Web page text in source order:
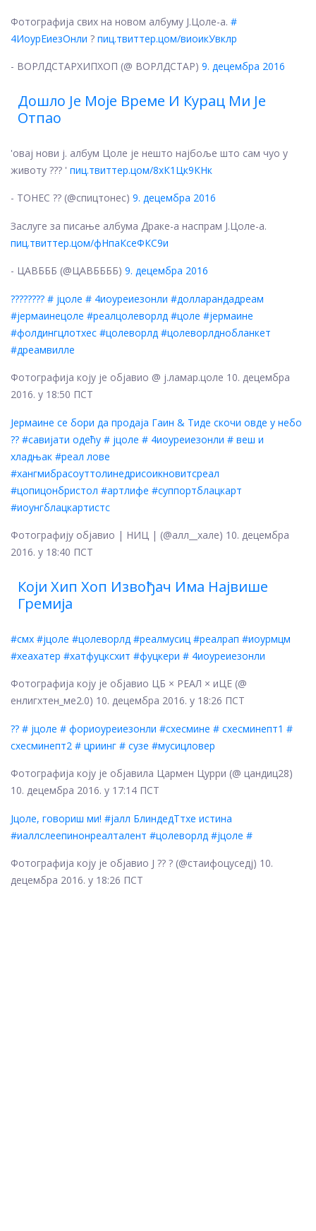
Фотографија свих на новом албуму Ј.Цоле-а. #
4ИоурЕиезОнли ? пиц.твиттер.цом/виоикУвклр
- ВОРЛДСТАРХИПХОП (@ ВОРЛДСТАР) 9. децембра 2016
Дошло Је Моје Време И Курац Ми Је
Отпао
'овај нови ј. албум Цоле је нешто најбоље што сам чуо у
животу ??? ' пиц.твиттер.цом/8хК1Цк9КНк
- ТОНЕС ?? (@спицтонес) 9. децембра 2016
Заслуге за писање албума Драке-а наспрам Ј.Цоле-а.
пиц.твиттер.цом/фНпаКсеФКС9и
- ЦАВБББ (@ЦАВББББ) 9. децембра 2016
???????? # јцоле # 4иоуреиезонли #долларандадреам
#јермаинецоле #реалцолеворлд #цоле #јермаине
#фолдингцлотхес #цолеворлд #цолеворлднобланкет
#дреамвилле
Фотографија коју је објавио @ ј.ламар.цоле 10. децембра
2016. у 18:50 ПСТ
Јермаине се бори да продаја Гаин & Тиде скочи овде у небо
?? #савијати одећу # јцоле # 4иоуреиезонли # веш и
хладњак #реал лове
#хангмибрасоуттолинедрисоикновитсреал
#цопицонбристол #артлифе #суппортблацкарт
#иоунгблацкартистс
Фотографију објавио | НИЦ | (@алл__хале) 10. децембра
2016. у 18:40 ПСТ
Који Хип Хоп Извођач Има Највише
Гремија
#смх #јцоле #цолеворлд #реалмусиц #реалрап #иоурмцм
#хеахатер #хатфуцксхит #фуцкери # 4иоуреиезонли
Фотографија коју је објавио ЦБ × РЕАЛ × иЦЕ (@
енлигхтен_ме2.0) 10. децембра 2016. у 18:26 ПСТ
?? # јцоле # фориоуреиезонли #схесмине # схесминепт1 #
схесминепт2 # цриинг # сузе #мусицловер
Фотографија коју је објавила Цармен Цурри (@ цандиц28)
10. децембра 2016. у 17:14 ПСТ
Јцоле, говориш ми! #јалл БлиндедТтхе истина
#иаллслеепинонреалталент #цолеворлд #јцоле #
Фотографија коју је објавио Ј ?? ? (@стаифоцуседј) 10.
децембра 2016. у 18:26 ПСТ